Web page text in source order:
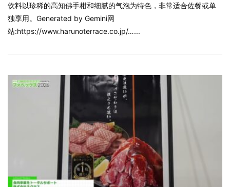
饮料以珍稀的高知佛手柑和细腻的气泡为特色，非常适合佐餐或单
独享用。Generated by Gemini网
站:https://www.harunoterrace.co.jp/…...